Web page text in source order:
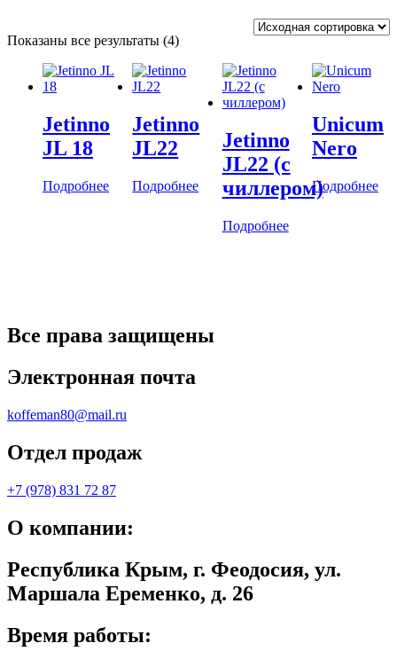
Показаны все результаты (4)
Jetinno
JL 18
Подробнее
Jetinno
JL22
Подробнее
Jetinno
JL22 (с
чиллером)
Подробнее
Unicum
Nero
Подробнее
Все права защищены
Электронная почта
koffeman80@mail.ru
Отдел продаж
+7 (978) 831 72 87
О компании:
Республика Крым, г. Феодосия, ул.
Маршала Еременко, д. 26
Время работы: